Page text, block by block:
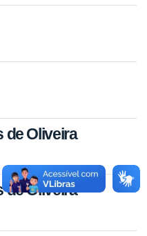
de Oliveira
de Oliveira